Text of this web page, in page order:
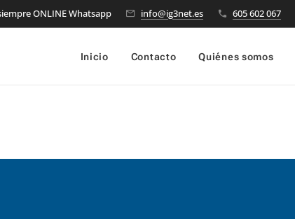
ONLINE Whatsapp info@ig3net.es 605 602 067
Inicio Contacto Quiénes somos